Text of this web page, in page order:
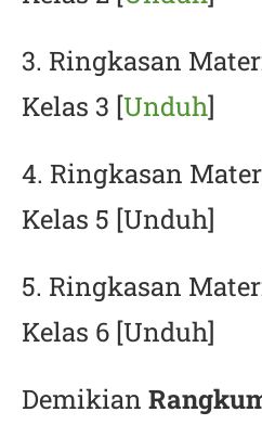
3. Ringkasan
Kelas 3 [Unduh]
4. Ringkasan
Kelas 5 [Unduh]
5. Ringkasan
Kelas 6 [Unduh]
Demikian